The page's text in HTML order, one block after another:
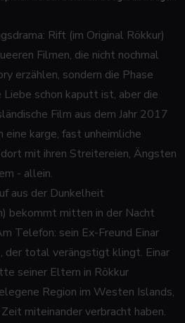
Rift (im Original Rökkur)
Filmen, die nicht nochmal
erzählen, sondern die Phase
Liebe schon kaputt ist, aber die
Film aus dem Jahr 2017
karge, fast unheimliche
mit ihren Streitereien, Ängsten
- allein.
aus der Dunkelheit
bekommt mitten in der Nacht
Telefon: sein Ex-Freund Einar
der total verängstigt klingt. Einar
seiner Eltern in Rökkur
Region im Westen Islands,
miteinander verbracht haben.